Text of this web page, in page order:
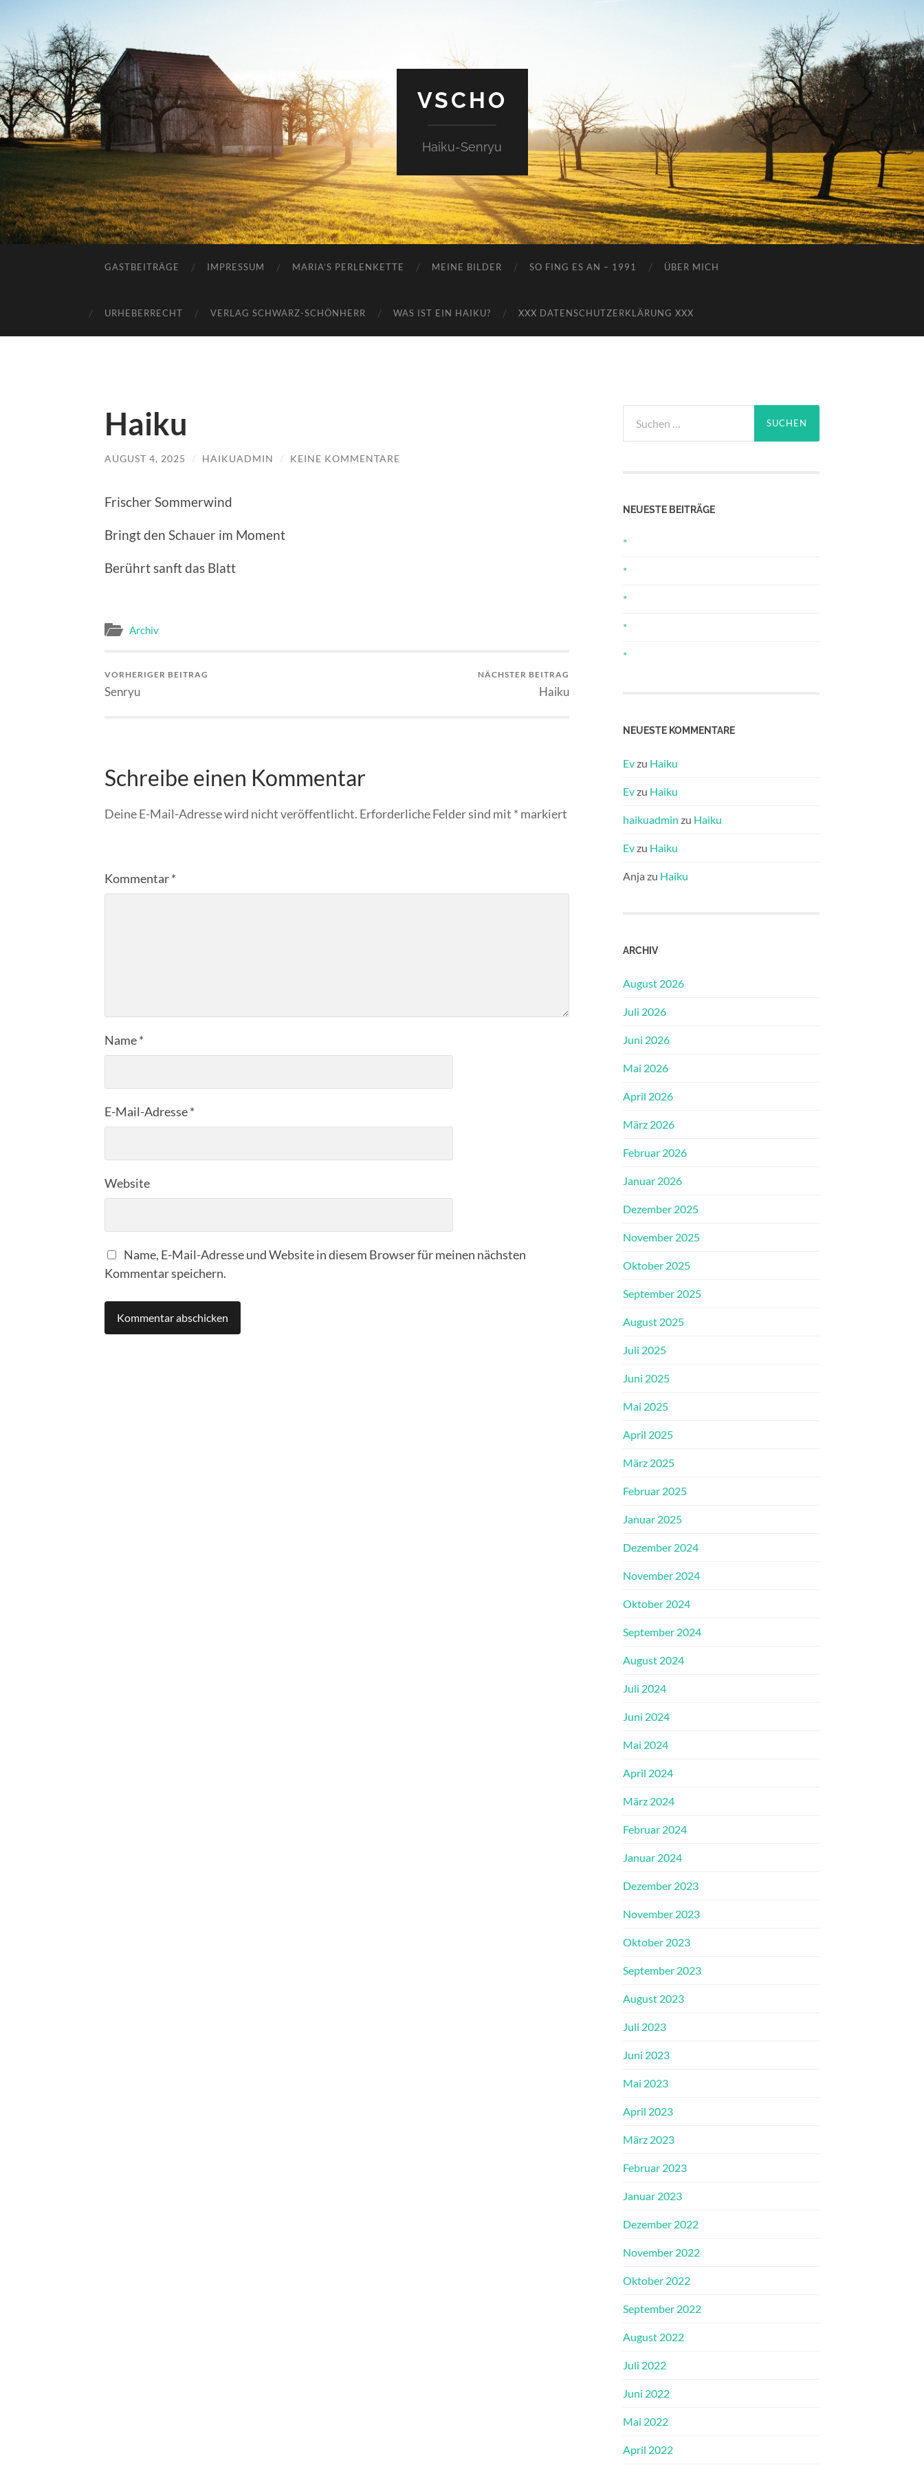
VSCHO
Haiku-Senryu
GASTBEITRÄGE IMPRESSUM MARIA’S PERLENKETTE MEINE BILDER SO FING ES AN – 1991 ÜBER MICH
URHEBERRECHT VERLAG SCHWARZ-SCHÖNHERR WAS IST EIN HAIKU? XXX DATENSCHUTZERKLÄRUNG XXX
Haiku
AUGUST 4, 2025 / HAIKUADMIN / KEINE KOMMENTARE
Frischer Sommerwind
Bringt den Schauer im Moment
Berührt sanft das Blatt
Archiv
VORHERIGER BEITRAG
Senryu
NÄCHSTER BEITRAG
Haiku
Schreibe einen Kommentar
Deine E-Mail-Adresse wird nicht veröffentlicht. Erforderliche Felder sind mit * markiert
Kommentar*
Name*
E-Mail-Adresse*
Website
Name, E-Mail-Adresse und Website in diesem Browser für meinen nächsten
Kommentar speichern.
nach:
NEUESTE BEITRÄGE
*
*
*
*
*
NEUESTE KOMMENTARE
Evzu Haiku
Evzu Haiku
haikuadmin zu Haiku
Evzu Haiku
Anja zu Haiku
ARCHIV
August 2026
Juli 2026
Juni 2026
Mai 2026
April 2026
März 2026
Februar 2026
Januar 2026
Dezember 2025
November 2025
Oktober 2025
September 2025
August 2025
Juli 2025
Juni 2025
Mai 2025
April 2025
März 2025
Februar 2025
Januar 2025
Dezember 2024
November 2024
Oktober 2024
September 2024
August 2024
Juli 2024
Juni 2024
Mai 2024
April 2024
März 2024
Februar 2024
Januar 2024
Dezember 2023
November 2023
Oktober 2023
September 2023
August 2023
Juli 2023
Juni 2023
Mai 2023
April 2023
März 2023
Februar 2023
Januar 2023
Dezember 2022
November 2022
Oktober 2022
September 2022
August 2022
Juli 2022
Juni 2022
Mai 2022
April 2022